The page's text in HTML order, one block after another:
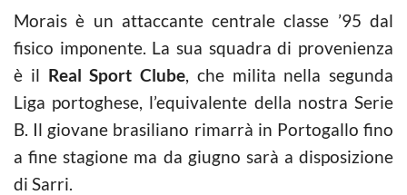
Morais è un attaccante centrale classe ’95 dal
fisico imponente. La sua squadra di provenienza
è il Real Sport Clube, che milita nella segunda
Liga portoghese, l’equivalente della nostra Serie
B. Il giovane brasiliano rimarrà in Portogallo fino
a fine stagione ma da giugno sarà a disposizione
di Sarri.